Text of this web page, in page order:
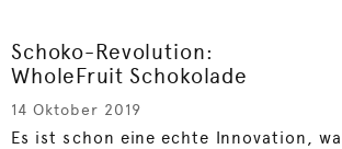
Schoko-Revolution:
WholeFruit Schokolade
14 Oktober 2019
Es ist schon eine echte Innovation,